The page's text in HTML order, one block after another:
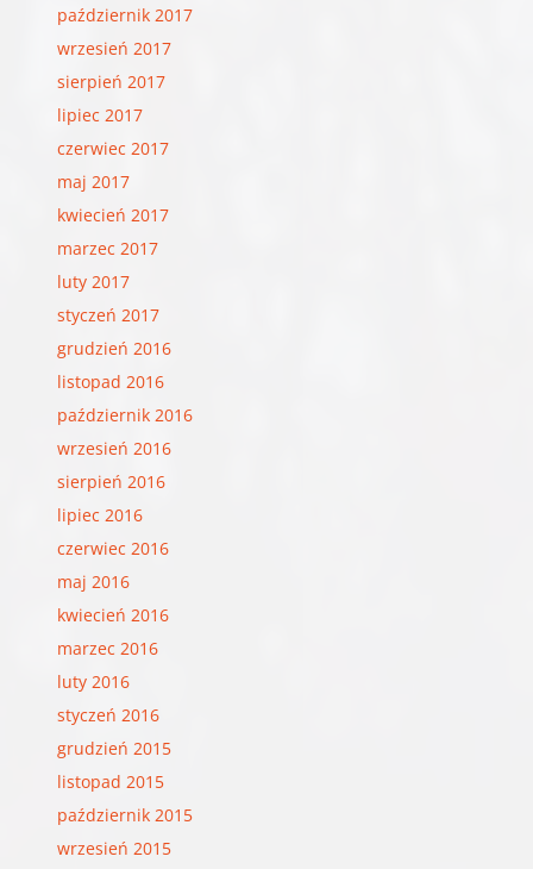
październik 2017
wrzesień 2017
sierpień 2017
lipiec 2017
czerwiec 2017
maj 2017
kwiecień 2017
marzec 2017
luty 2017
styczeń 2017
grudzień 2016
listopad 2016
październik 2016
wrzesień 2016
sierpień 2016
lipiec 2016
czerwiec 2016
maj 2016
kwiecień 2016
marzec 2016
luty 2016
styczeń 2016
grudzień 2015
listopad 2015
październik 2015
wrzesień 2015